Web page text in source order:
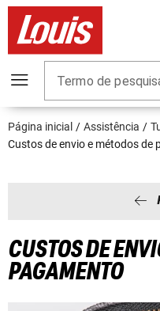
Termo de
Página inicial Assistência
Custos de envio e métodos de
CUSTOS DE
PAGAMENTO